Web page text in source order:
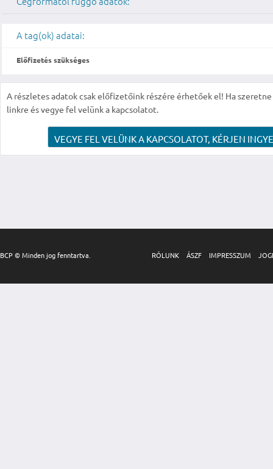
A tag(ok) adatai:
Előfizetés szükséges
A részletes adatok csak előfizetőink részére érhetőek el! Ha
linkre és vegye fel velünk a kapcsolatot.
VEGYE FEL VELÜNK A KAPCSOLATOT, KÉRJEN
BCP © Minden jog fenntartva. RÓLUNK ÁSZF IMPRESSZUM